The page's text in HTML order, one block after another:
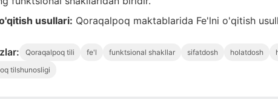
usullari: Qoraqalpoq maktablarida Fe'lni o'qitish
Qoraqalpoq tili fe'l funktsional shakllar sifatdosh holatdosh
tilshunosligi